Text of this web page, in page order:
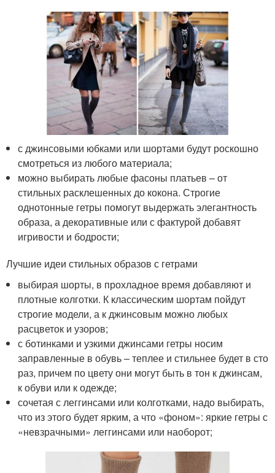
с джинсовыми юбками или шортами будут роскошно
смотреться из любого материала;
можно выбирать любые фасоны платьев – от
стильных расклешенных до кокона. Строгие
однотонные гетры помогут выдержать элегантность
образа, а декоративные или с фактурой добавят
игривости и бодрости;
Лучшие идеи стильных образов с гетрами
выбирая шорты, в прохладное время добавляют и
плотные колготки. К классическим шортам пойдут
строгие модели, а к джинсовым можно любых
расцветок и узоров;
с ботинками и узкими джинсами гетры носим
заправленные в обувь – теплее и стильнее будет в сто
раз, причем по цвету они могут быть в тон к джинсам,
к обуви или к одежде;
сочетая с леггинсами или колготками, надо выбирать,
что из этого будет ярким, а что «фоном»: яркие гетры с
«невзрачными» леггинсами или наоборот;